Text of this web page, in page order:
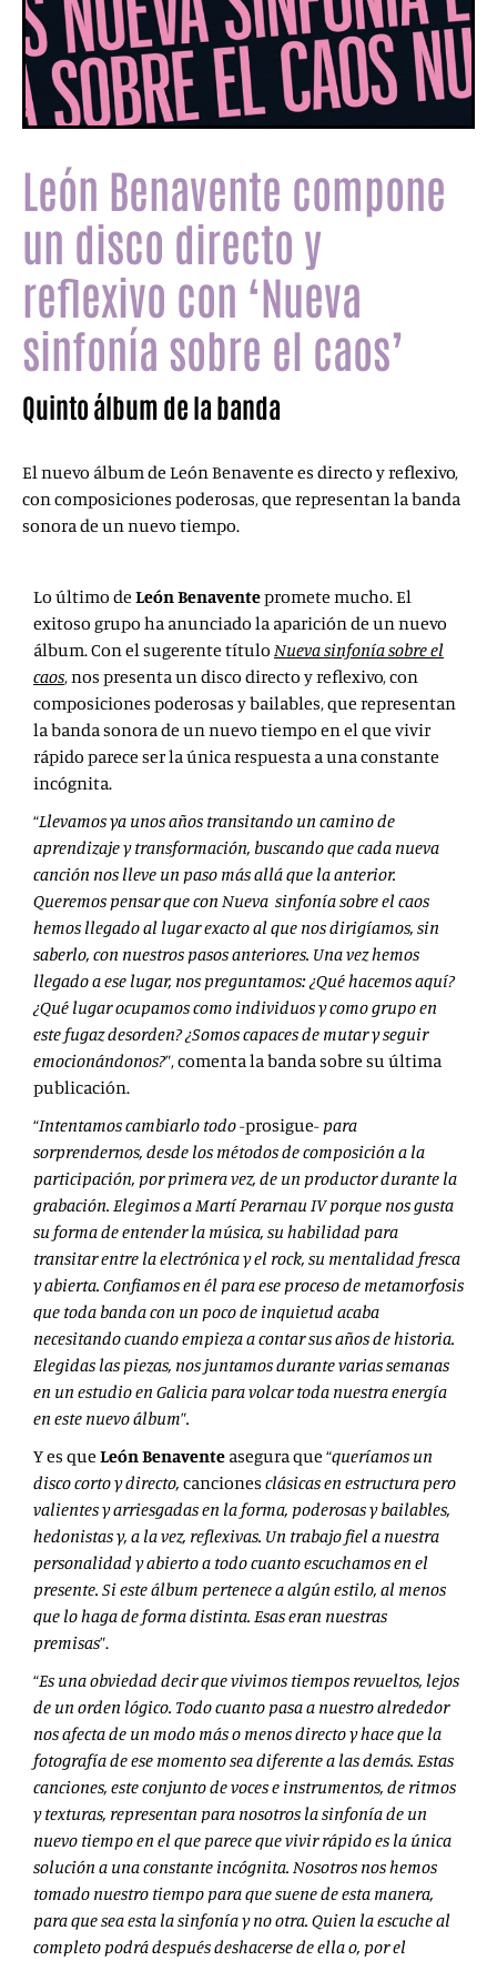
León Benavente compone
un disco directo y
reflexivo con ‘Nueva
sinfonía sobre el caos’
Quinto álbum de la banda
El nuevo álbum de León Benavente es directo y reflexivo,
con composiciones poderosas, que representan la banda
sonora de un nuevo tiempo.
Lo último de León Benaventepromete mucho. El
exitoso grupo ha anunciado la aparición de un nuevo
álbum. Con el sugerente título Nueva sinfonía sobre el
caos, nos presenta un disco directo y reflexivo, con
composiciones poderosas y bailables, que representan
la banda sonora de un nuevo tiempo en el que vivir
rápido parece ser la única respuesta a una constante
incógnita.
“Llevamos ya unos años transitando un camino de
aprendizaje y transformación, buscando que cada nueva
canción nos lleve un paso más allá que la anterior.
Queremos pensar que con Nueva sinfonía sobre el caos
hemos llegado al lugar exacto al que nos dirigíamos, sin
saberlo, con nuestros pasos anteriores. Una vez hemos
llegado a ese lugar, nos preguntamos: ¿Qué hacemos aquí?
¿Qué lugar ocupamos como individuos y como grupo en
este fugaz desorden? ¿Somos capaces de mutar y seguir
emocionándonos?”, comenta la banda sobre su última
publicación.
“Intentamos cambiarlo todo-prosigue- para
sorprendernos, desde los métodos de composición a la
participación, por primera vez, de un productor durante la
grabación. Elegimos a Martí Perarnau IV porque nos gusta
su forma de entender la música, su habilidad para
transitar entre la electrónica y el rock, su mentalidad fresca
y abierta. Confiamos en él para ese proceso de metamorfosis
que toda banda con un poco de inquietud acaba
necesitando cuando empieza a contar sus años de historia.
Elegidas las piezas, nos juntamos durante varias semanas
en un estudio en Galicia para volcar toda nuestra energía
en este nuevo álbum”.
Y es que León Benavente asegura que “queríamos un
disco corto y directo, canciones clásicas en estructura pero
valientes y arriesgadas en la forma, poderosas y bailables,
hedonistas y, a la vez, reflexivas. Un trabajo fiel a nuestra
personalidad y abierto a todo cuanto escuchamos en el
presente. Si este álbum pertenece a algún estilo, al menos
que lo haga de forma distinta. Esas eran nuestras
premisas”.
“Es una obviedad decir que vivimos tiempos revueltos, lejos
de un orden lógico. Todo cuanto pasa a nuestro alrededor
nos afecta de un modo más o menos directo y hace que la
fotografía de ese momento sea diferente a las demás. Estas
canciones, este conjunto de voces e instrumentos, de ritmos
y texturas, representan para nosotros la sinfonía de un
nuevo tiempo en el que parece que vivir rápido es la única
solución a una constante incógnita. Nosotros nos hemos
tomado nuestro tiempo para que suene de esta manera,
para que sea esta la sinfonía y no otra. Quien la escuche al
completo podrá después deshacerse de ella o, por el